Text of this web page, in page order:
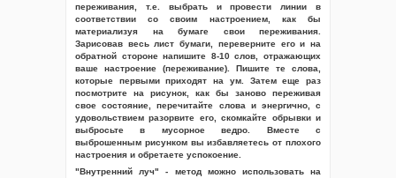
переживания, т.е. выбрать и провести линии в
соответствии со своим настроением, как бы
материализуя на бумаге свои переживания.
Зарисовав весь лист бумаги, переверните его и на
обратной стороне напишите 8-10 слов, отражающих
ваше настроение (переживание). Пишите те слова,
которые первыми приходят на ум. Затем еще раз
посмотрите на рисунок, как бы заново переживая
свое состояние, перечитайте слова и энергично, с
удовольствием разорвите его, скомкайте обрывки и
выбросьте в мусорное ведро. Вместе с
выброшенным рисунком вы избавляетесь от плохого
настроения и обретаете успокоение.
"Внутренний луч" - метод можно использовать на